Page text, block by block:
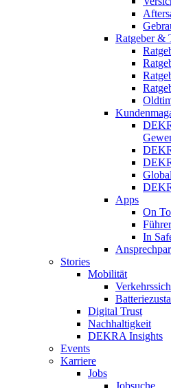
Ratgeber &
Apps
On
In
Stories
Mobilität
Digital Trust
Nachhaltigkeit
DEKRA Insights
Events
Karriere
Jobs
Jobsuche